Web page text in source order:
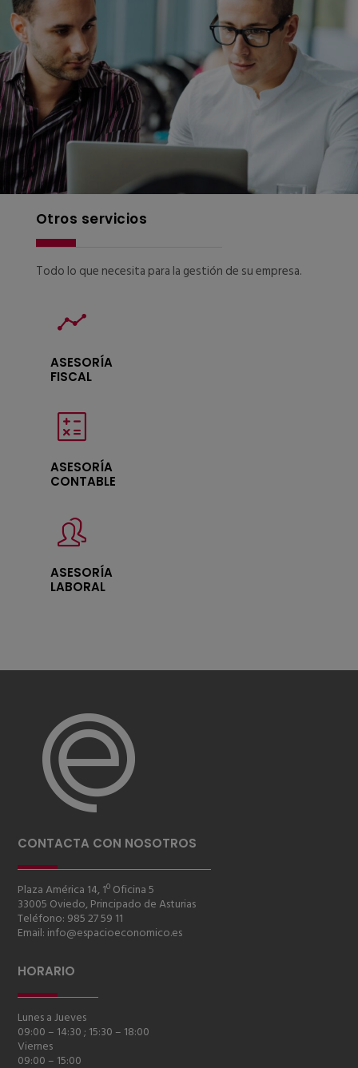
Otros servicios
Todo lo que necesita para la gestión de su empresa.
ASESORÍA
FISCAL
ASESORÍA
CONTABLE
ASESORÍA
LABORAL
CONTACTA CON NOSOTROS
Plaza América 14, 1º Oficina 5
33005 Oviedo, Principado de Asturias
Teléfono: 985 27 59 11
Email: info@espacioeconomico.es
HORARIO
Lunes a Jueves
09:00 – 14:30 ; 15:30 – 18:00
Viernes
09:00 – 15:00